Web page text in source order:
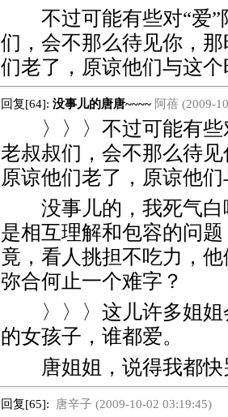
不过可能有些对“爱
们，会不那么待见你，
们老了，原谅他们与这
回复[64]: 没事儿的唐唐~~~~ 阿蓓 (2009-
〉〉〉不过可能有些
老叔叔们，会不那么待
原谅他们老了，原谅他
没事儿的，我死气
是相互理解和包容的问
竟，看人挑担不吃力，
弥合何止一个难字？
〉〉〉这儿许多姐
的女孩子，谁都爱。
唐姐姐，说得我都
回复[65]: 唐辛子 (2009-10-02 03:19:45)